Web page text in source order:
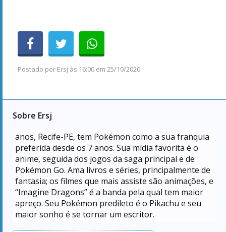
Postado por Ersj às 16:00 em 25/10/2020
Sobre Ersj
anos, Recife-PE, tem Pokémon como a sua franquia
preferida desde os 7 anos. Sua mídia favorita é o
anime, seguida dos jogos da saga principal e de
Pokémon Go. Ama livros e séries, principalmente de
fantasia; os filmes que mais assiste são animações, e
“Imagine Dragons” é a banda pela qual tem maior
apreço. Seu Pokémon predileto é o Pikachu e seu
maior sonho é se tornar um escritor.